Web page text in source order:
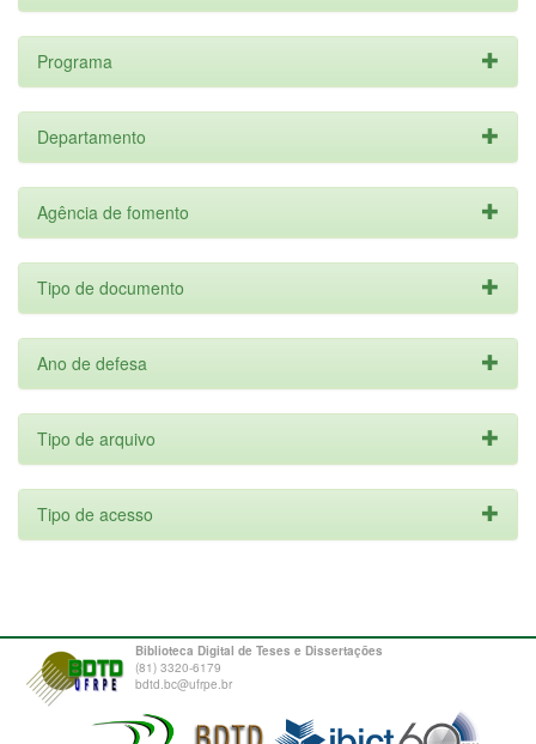
Programa
Departamento
Agência de fomento
Tipo de documento
Ano de defesa
Tipo de arquivo
Tipo de acesso
Biblioteca Digital de Teses e Dissertações
(81) 3320-6179
bdtd.bc@ufrpe.br